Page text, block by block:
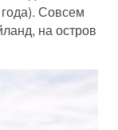
Совсем
на остров